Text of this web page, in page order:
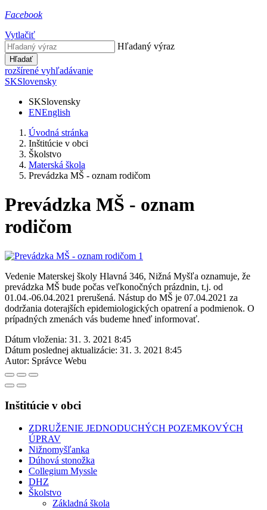
Facebook
Vytlačiť
Hľadaný výraz
Hľadať
rozšírené vyhľadávanie
SKSlovensky
SKSlovensky
ENEnglish
Úvodná stránka
Inštitúcie v obci
Školstvo
Materská škola
Prevádzka MŠ - oznam rodičom
Prevádzka MŠ - oznam
rodičom
Vedenie Materskej školy Hlavná 346, Nižná Myšľa oznamuje, že
prevádzka MŠ bude počas veľkonočných prázdnin, t.j. od
01.04.-06.04.2021 prerušená. Nástup do MŠ je 07.04.2021 za
dodržania doterajších epidemiologických opatrení a podmienok. O
prípadných zmenách vás budeme hneď informovať.
Dátum vloženia: 31. 3. 2021 8:45
Dátum poslednej aktualizácie: 31. 3. 2021 8:45
Autor: Správce Webu
Inštitúcie v obci
ZDRUŽENIE JEDNODUCHÝCH POZEMKOVÝCH
ÚPRAV
Nižnomyšľanka
Dúhová stonožka
Collegium Myssle
DHZ
Školstvo
Základná škola